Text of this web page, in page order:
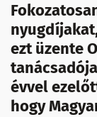
ezt üzente
évvel
hogy